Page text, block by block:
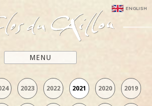
ENGLISH
MENU
2023 2022 2021 2020 2019